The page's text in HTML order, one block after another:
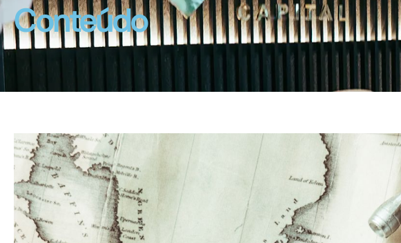
Conteúdo